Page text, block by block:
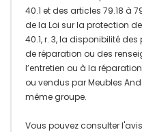
40.1 et des articles 79.18 à
de la Loi sur la protection
40.1, r. 3, la disponibilité
de réparation ou des
l’entretien ou à la
ou vendus par Meubles
même groupe.
Vous pouvez consulter